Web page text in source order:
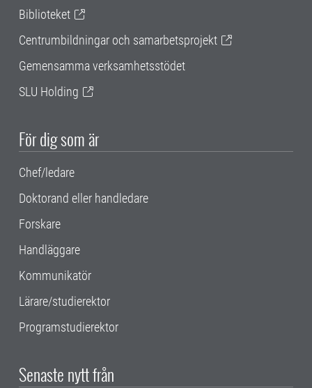
Biblioteket
Centrumbildningar och samarbetsprojekt
Gemensamma verksamhetsstödet
SLU Holding
För dig som är
Chef/ledare
Doktorand eller handledare
Forskare
Handläggare
Kommunikatör
Lärare/studierektor
Programstudierektor
Senaste nytt från